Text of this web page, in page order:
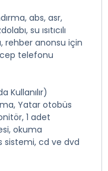
abs, asr,
su ısıtıcılı
rehber anonsu için
telefonu
Kullanılır)
Yatar otobüs
1 adet
okuma
sistemi, cd ve dvd